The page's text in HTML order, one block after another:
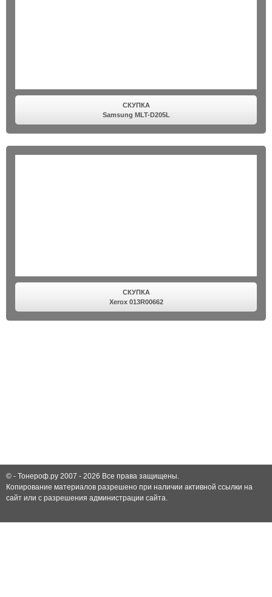
СКУПКА
Samsung MLT-D205L
СКУПКА
Xerox 013R00662
© - Тонероф.ру 2007 - 2026 Все права защищены.
Копирование материалов разрешено при наличии активной ссылки на
сайт или с разрешения администрации сайта.